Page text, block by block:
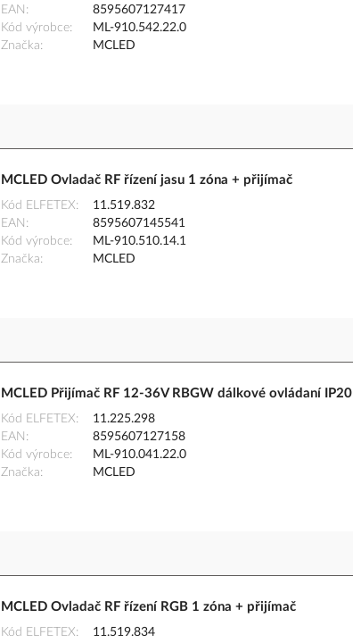
EAN
8595607127417
Kód výrobce
ML-910.542.22.0
Značka
MCLED
MCLED Ovladač RF řízení jasu 1 zóna + přijímač
Kód ELFETEX
11.519.832
EAN
8595607145541
Kód výrobce
ML-910.510.14.1
Značka
MCLED
MCLED Přijímač RF 12-36V RBGW dálkové ovládaní IP20
Kód ELFETEX
11.225.298
EAN
8595607127158
Kód výrobce
ML-910.041.22.0
Značka
MCLED
MCLED Ovladač RF řízení RGB 1 zóna + přijímač
Kód ELFETEX
11.519.834